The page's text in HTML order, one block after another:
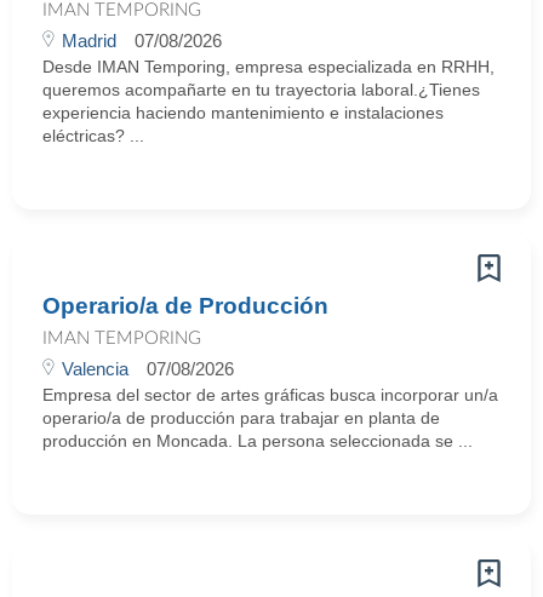
IMAN TEMPORING
Madrid 07/08/2026
Desde IMAN Temporing, empresa especializada en RRHH,
queremos acompañarte en tu trayectoria laboral.¿Tienes
experiencia haciendo mantenimiento e instalaciones
eléctricas? ...
Operario/a de Producción
IMAN TEMPORING
Valencia 07/08/2026
Empresa del sector de artes gráficas busca incorporar un/a
operario/a de producción para trabajar en planta de
producción en Moncada. La persona seleccionada se ...